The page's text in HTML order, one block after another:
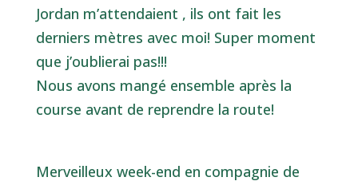
Jordan m’attendaient , ils ont fait les
derniers mètres avec moi! Super moment
que j’oublierai pas!!!
Nous avons mangé ensemble après la
course avant de reprendre la route!
Merveilleux week-end en compagnie de